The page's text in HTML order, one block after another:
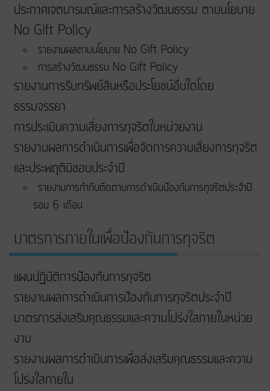
ประกาศเจตนารมณ์และการสร้างวัฒนธรรม ตามนโยบาย
No Gift Policy
รายงานผลตามนโยบาย No Gift Policy
การสร้างวัฒนธรรม No Gift Policy
รายงานการรับทรัพย์สินหรือประโยชน์อื่นใดโดย
ธรรมจรรยา
การประเมินความเสี่ยงการทุจริตในหน่วยงาน
รายงานผลการดำเนินการเพื่อจัดการความเสี่ยงการทุจริต
และประพฤติมิชอบประจำปี
รายงานการกำกับติดตามการดำเนินป้องกันการทุจริตประจำปี
รอบ 6 เดือน
มาตรการภายในเพื่อป้องกันการทุจริต
แผนปฏิบัติการป้องกันการทุจริต
รายงานผลการดำเนินการป้องกันการทุจริตประจำปี
มาตรการส่งเสริมคุณธรรมและความโปร่งใสภายในหน่วย
งาน
รายงานผลการดำเนินการเพื่อส่งเสริมคุณธรรมและความ
โปร่งใสภายใน